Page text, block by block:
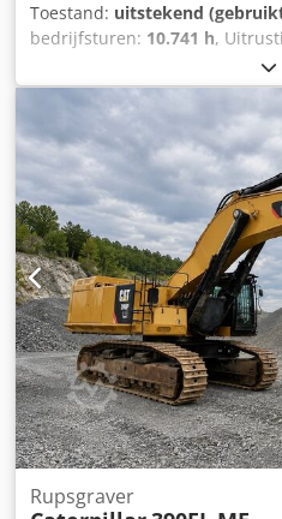
Toestand: uitstekend
bedrijfsturen: 10.741 h,
CATERPILLAR 324ELN
uur Afgesloten cabine
Dt Noi Nef Achteruitrijcamera
3,10 m Volledige hydraulische
grijper en schaar) OQ70/55
mm breed Rupsbanden circa
Grondplaten 600 mm breed
Centrale smeerinstallatie CE-
gewicht: 26,2 ton
Rupsgraver